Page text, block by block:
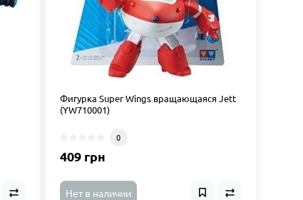
Фигурка Super Wings вращающаяся Jett
(YW710001)
0
409 грн
Нет в наличии